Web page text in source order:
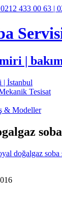
|
| İstanbul
Tesisat
& Modeller
doğalgaz soba